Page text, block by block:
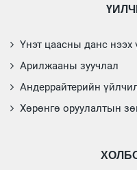
Үнэт цаасны данс нээх
Арилжааны зуучлал
Андеррайтерийн
Хөрөнгө оруулалтын